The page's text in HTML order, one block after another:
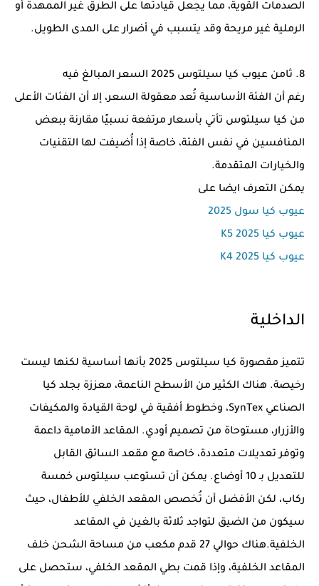
الصدمات القوية، مما يجعل قيادتها على الطرق غير الممهدة أو
الرملية غير مريحة وقد يتسبب في أضرار على المدى الطويل.
8. ثامن عيوب كيا سيلتوس 2025 السعر المبالغ فيه
رغم أن الفئة الأساسية تُعد معقولة السعر، إلا أن الفئات الأعلى
من كيا سيلتوس تأتي بأسعار مرتفعة نسبيًا مقارنة ببعض
المنافسين في نفس الفئة، خاصة إذا أُضيفت لها التقنيات
والخيارات المتقدمة.
يمكن التعرف ايضا على
عيوب كيا سول 2025
عيوب كيا K5 2025
عيوب كيا K4 2025
الداخلية
تتميز مقصورة كيا سيلتوس 2025 بأنها أساسية لكنها ليست
رخيصة. هناك الكثير من الأسطح الناعمة، معززة بجلد كيا
الصناعي SynTex، وخطوط أفقية في لوحة القيادة والمكيفات
والأزرار، مستوحاة من تصميم أودي. المقاعد الأمامية داعمة
وتوفر تعديلات متعددة، خاصة مع مقعد السائق القابل
للتعديل بـ 10 أوضاع. يمكن أن تستوعب سيلتوس خمسة
ركاب، لكن الأفضل أن تُخصص المقعد الخلفي للأطفال، حيث
سيكون من الضيق لتواجد ثلاثة بالغين في المقاعد
الخلفية.هناك حوالي 27 قدم مكعب من مساحة الشحن خلف
المقاعد الخلفية، وإذا قمت بطي المقعد الخلفي، ستحصل على